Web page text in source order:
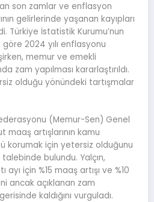
son zamlar ve enflasyon
gelirlerinde yaşanan kayıpları
Türkiye İstatistik Kurumu’nun
göre 2024 yılı enflasyonu
memur ve emekli
zam yapılması kararlaştırıldı.
olduğu yönündeki tartışmalar
(Memur-Sen) Genel
maaş artışlarının kamu
korumak için yetersiz olduğunu
bulundu. Yalçın,
ayı için %15 maaş artışı ve %10
ancak açıklanan zam
kaldığını vurguladı.